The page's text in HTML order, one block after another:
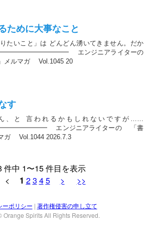
ために大事なこと
たいこと」は どんどん湧いてきません。だか
エンジニアライターの
メルマガ Vol.1045 20
す
、と 言われるかもしれないですが……
エンジニアライターの 「書
ガ Vol.1044 2026.7.3
件中 1〜15 件目を表示
< 1 23 45 > >>
ーポリシー | 著作権侵害の申し立て
Orange Spirits All Rights Reserved.